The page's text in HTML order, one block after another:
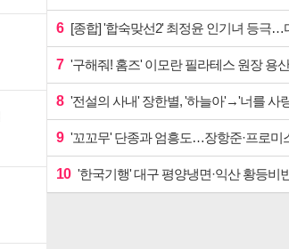
6 [종합] '합숙맞선2' 최정윤 인기녀 등극…
7 '구해줘! 홈즈' 이모란 필라테스 원장 용
8 '전설의 사내' 장한별, '하늘아'→'너를 사
9 '꼬꼬무' 단종과 엄흥도…장항준·프로미
10 '한국기행' 대구 평양냉면·익산 황등비